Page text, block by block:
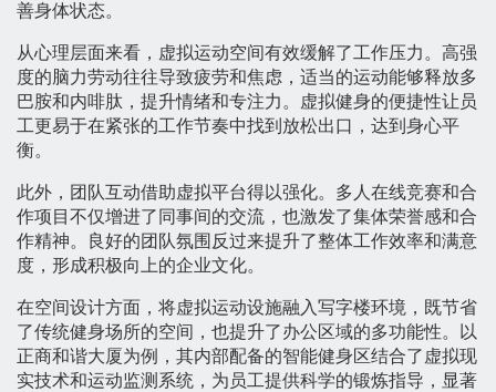
善身体状态。
从心理层面来看，虚拟运动空间有效缓解了工作压力。高强
度的脑力劳动往往导致疲劳和焦虑，适当的运动能够释放多
巴胺和内啡肽，提升情绪和专注力。虚拟健身的便捷性让员
工更易于在紧张的工作节奏中找到放松出口，达到身心平
衡。
此外，团队互动借助虚拟平台得以强化。多人在线竞赛和合
作项目不仅增进了同事间的交流，也激发了集体荣誉感和合
作精神。良好的团队氛围反过来提升了整体工作效率和满意
度，形成积极向上的企业文化。
在空间设计方面，将虚拟运动设施融入写字楼环境，既节省
了传统健身场所的空间，也提升了办公区域的多功能性。以
正商和谐大厦为例，其内部配备的智能健身区结合了虚拟现
实技术和运动监测系统，为员工提供科学的锻炼指导，显著